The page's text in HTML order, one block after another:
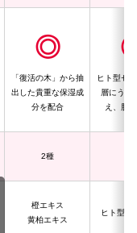
◎
「復活の木」から抽
出した貴重な保湿成
分を配合
ヒト型セ
層にうる
え、肌
2種
橙エキス
黄柏エキス
ヒト型セ